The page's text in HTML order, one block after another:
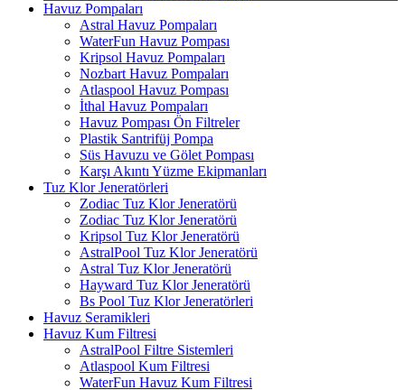
Havuz Pompaları
Astral Havuz Pompaları
WaterFun Havuz Pompası
Kripsol Havuz Pompaları
Nozbart Havuz Pompaları
Atlaspool Havuz Pompası
İthal Havuz Pompaları
Havuz Pompası Ön Filtreler
Plastik Santrifüj Pompa
Süs Havuzu ve Gölet Pompası
Karşı Akıntı Yüzme Ekipmanları
Tuz Klor Jeneratörleri
Zodiac Tuz Klor Jeneratörü
Zodiac Tuz Klor Jeneratörü
Kripsol Tuz Klor Jeneratörü
AstralPool Tuz Klor Jeneratörü
Astral Tuz Klor Jeneratörü
Hayward Tuz Klor Jeneratörü
Bs Pool Tuz Klor Jeneratörleri
Havuz Seramikleri
Havuz Kum Filtresi
AstralPool Filtre Sistemleri
Atlaspool Kum Filtresi
WaterFun Havuz Kum Filtresi